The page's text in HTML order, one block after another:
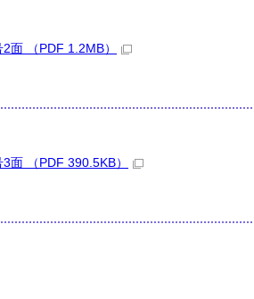
面 （PDF 1.2MB）
面 （PDF 390.5KB）